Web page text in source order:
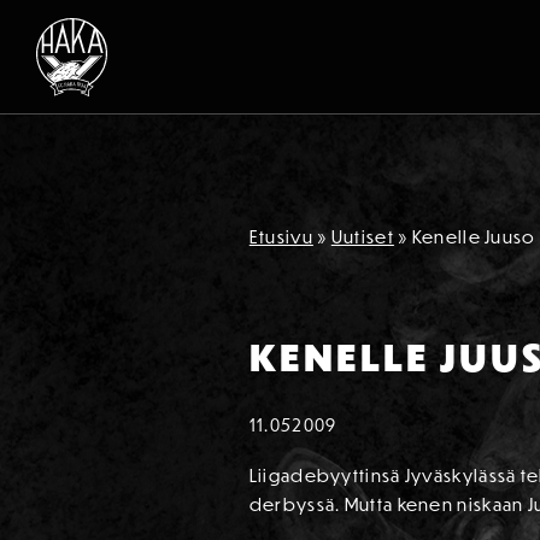
Siirry sisältöön
Etusivu » Uutiset » Kenelle
KENELLE
11.052009
Liigadebyyttinsä Jyväskylässä
derbyssä. Mutta kenen niskaan